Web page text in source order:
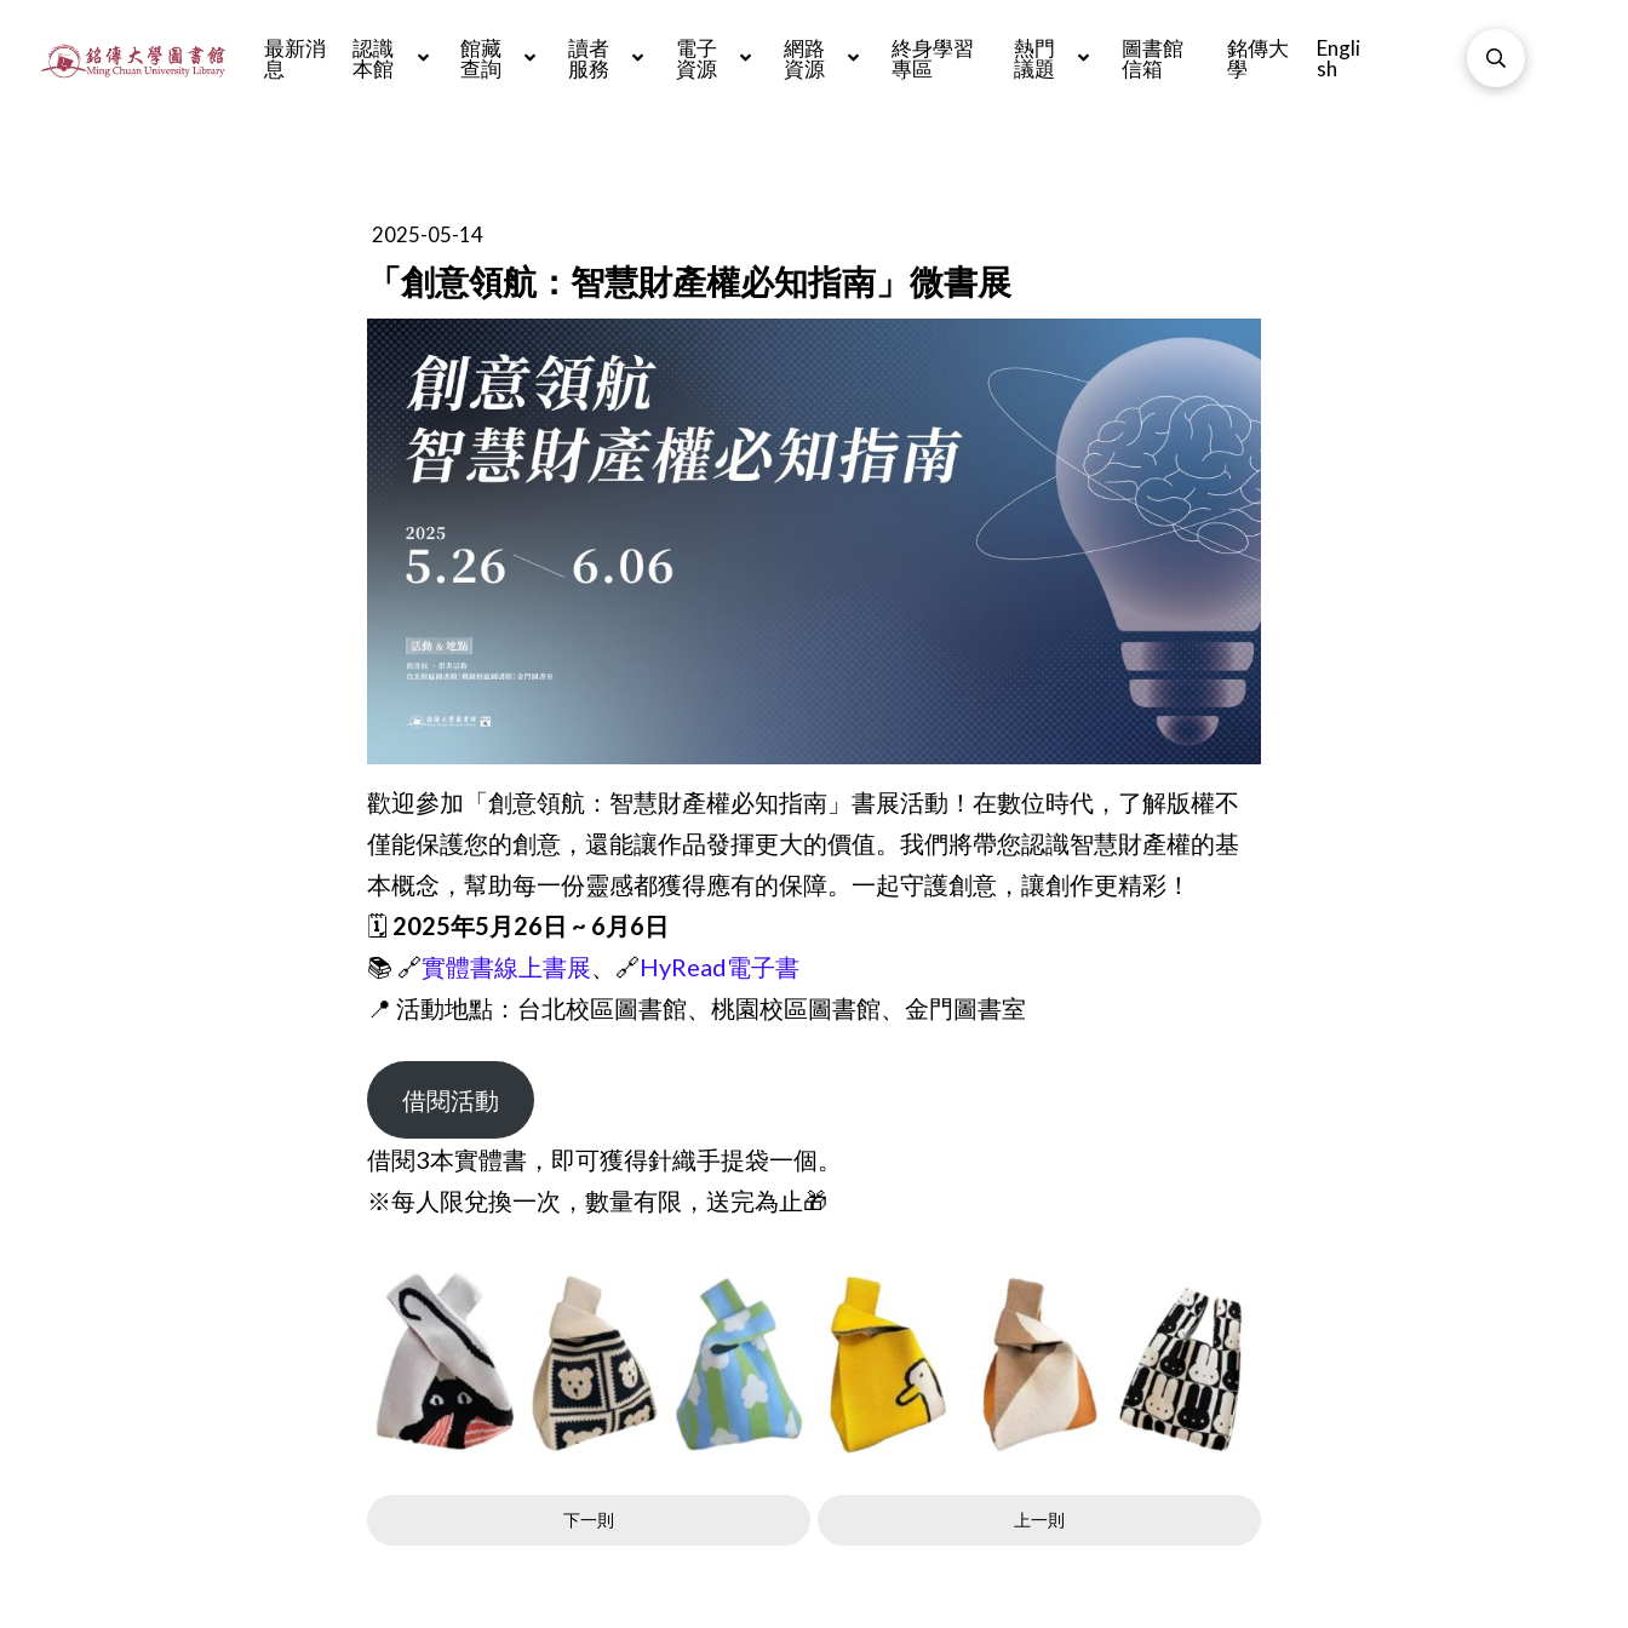
最新消
息
認識
本館
館藏
查詢
讀者
服務
電子
資源
網路
資源
終身學習
專區
熱門
議題
圖書館
信箱
銘傳大
學
Engli
sh
2025-05-14
「創意領航：智慧財產權必知指南」微書展
歡迎參加「創意領航：智慧財產權必知指南」書展活動！在數位時代，了解版權不
僅能保護您的創意，還能讓作品發揮更大的價值。我們將帶您認識智慧財產權的基
本概念，幫助每一份靈感都獲得應有的保障。一起守護創意，讓創作更精彩！
🗓️ 2025年5月26日 ~ 6月6日
📚 🔗實體書線上書展、🔗HyRead電子書
📍 活動地點：台北校區圖書館、桃園校區圖書館、金門圖書室
借閱活動
借閱3本實體書，即可獲得針織手提袋一個。
※每人限兌換一次，數量有限，送完為止🎁
下一則 上一則